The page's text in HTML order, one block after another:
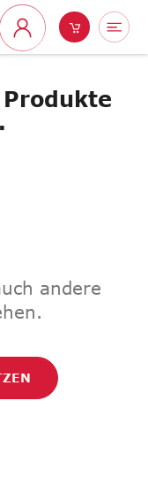
Login
andere